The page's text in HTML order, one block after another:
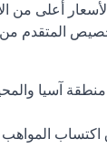
أعلى من
المتقدم
آسيا